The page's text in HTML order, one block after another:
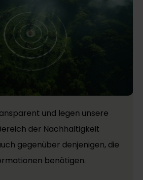
und legen unsere
der Nachhaltigkeit
gegenüber denjenigen, die
benötigen.